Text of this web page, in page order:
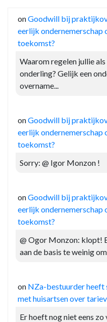
onGoodwill bij
eerlijk ondernemerschap
toekomst?
Waarom regelen jullie
onderling? Gelijk een
overname...
onGoodwill bij
eerlijk ondernemerschap
toekomst?
Sorry: @ Igor Monzon !
onGoodwill bij
eerlijk ondernemerschap
toekomst?
@ Ogor Monzon: klopt!
aan de basis te weinig
on NZa-bestuurder heeft
met huisartsen over
Er hoeft nog niet eens